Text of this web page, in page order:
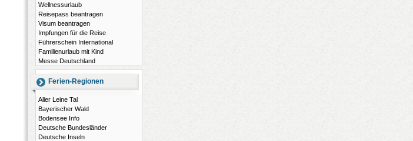
Wellnessurlaub
Reisepass beantragen
Visum beantragen
Impfungen für die Reise
Führerschein International
Familienurlaub mit Kind
Messe Deutschland
Ferien-Regionen
Aller Leine Tal
Bayerischer Wald
Bodensee Info
Deutsche Bundesländer
Deutsche Inseln